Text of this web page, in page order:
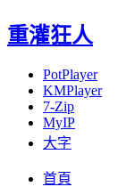
重灌狂人
PotPlayer
KMPlayer
7-Zip
MyIP
大字
首頁